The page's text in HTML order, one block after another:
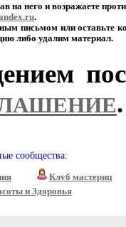
на него и возражаете
.
письмомилиоставьте
либо удалим материал.
.
сообщества:
Клуб мастериц
и Здоровья